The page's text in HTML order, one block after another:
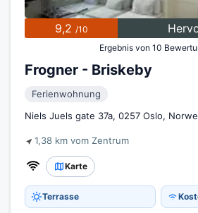
9,2 /10
Ergebnis von 10
Frogner - Briskeby
Ferienwohnung
Niels Juels gate 37a, 0257 Oslo,
1,38 km vom Zentrum
Karte
Terrasse